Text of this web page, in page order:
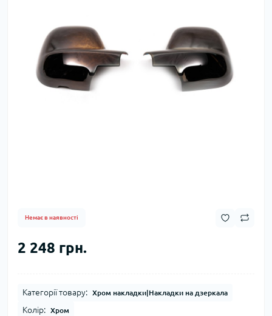
Немає в наявності
2 248 грн.
Категорії товару: Хром накладки|Накладки на дзеркала
Колір: Хром